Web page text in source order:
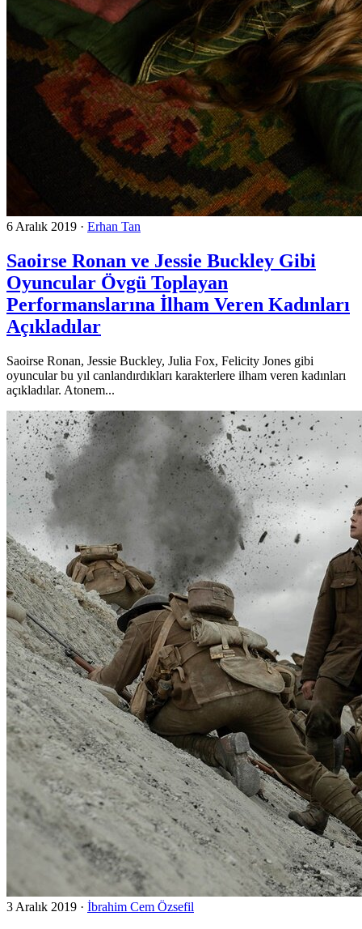
6 Aralık 2019 · Erhan Tan
Saoirse Ronan ve Jessie Buckley Gibi
Oyuncular Övgü Toplayan
Performanslarına İlham Veren Kadınları
Açıkladılar
Saoirse Ronan, Jessie Buckley, Julia Fox, Felicity Jones gibi
oyuncular bu yıl canlandırdıkları karakterlere ilham veren kadınları
açıkladılar. Atonem...
3 Aralık 2019 · İbrahim Cem Özsefil